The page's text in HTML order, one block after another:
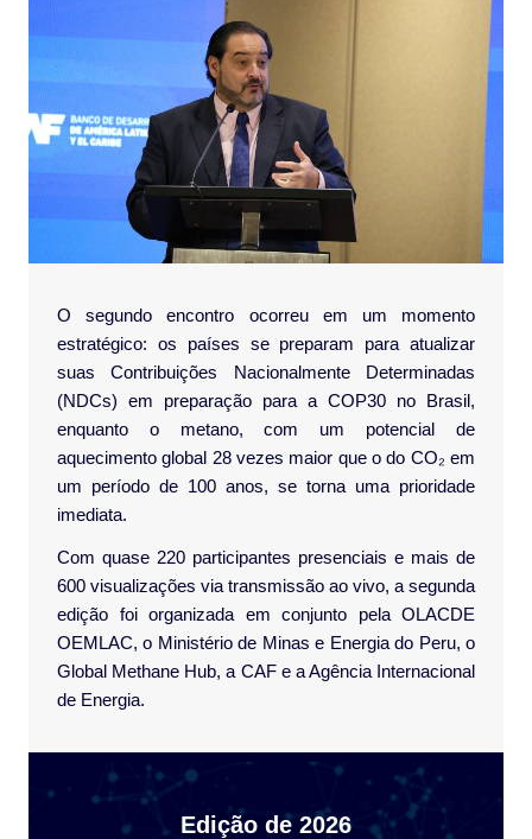
O segundo encontro ocorreu em um momento
estratégico: os países se preparam para atualizar
suas Contribuições Nacionalmente Determinadas
(NDCs) em preparação para a COP30 no Brasil,
enquanto o metano, com um potencial de
aquecimento global 28 vezes maior que o do CO₂ em
um período de 100 anos, se torna uma prioridade
imediata.
Com quase 220 participantes presenciais e mais de
600 visualizações via transmissão ao vivo, a segunda
edição foi organizada em conjunto pela OLACDE
OEMLAC, o Ministério de Minas e Energia do Peru, o
Global Methane Hub, a CAF e a Agência Internacional
de Energia.
Edição de 2026